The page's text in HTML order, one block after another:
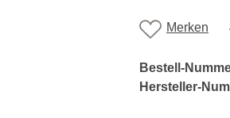
Merken
Bestell-
Hersteller-